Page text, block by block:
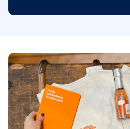
Director ejecutivo, Asia-Pacífico
Ben Baker